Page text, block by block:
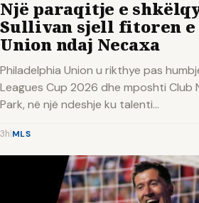
Një paraqitje e
Sullivan sjell fitoren
Union ndaj Necaxa
Philadelphia Union u rikthye pas
Leagues Cup 2026 dhe mposhti Club
Park, në një ndeshje ku talenti…
3h MLS